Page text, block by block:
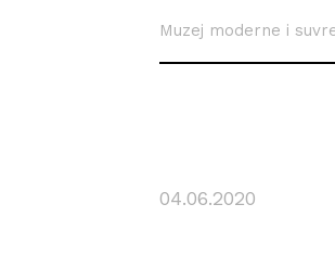
Muzej moderne i
04.06.2020